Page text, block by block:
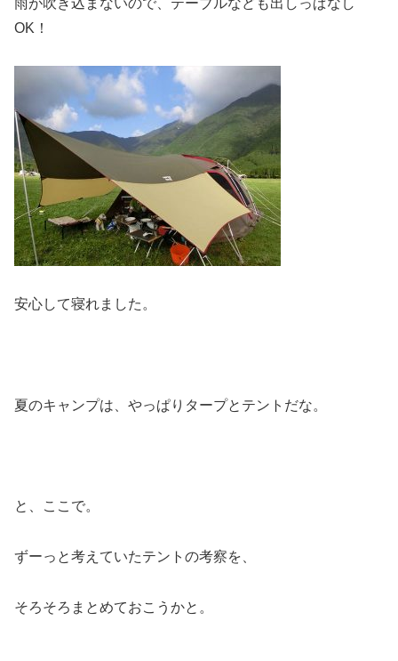
OK！
安心して寝れました。
夏のキャンプは、やっぱりタープとテントだな。
と、ここで。
ずーっと考えていたテントの考察を、
そろそろまとめておこうかと。